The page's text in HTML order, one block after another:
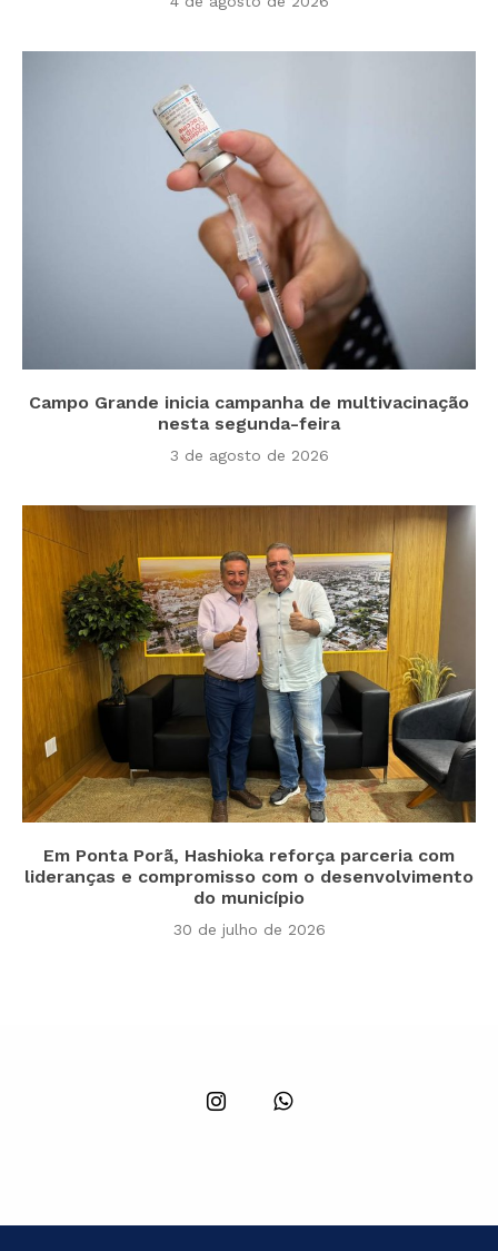
Campo Grande inicia campanha de multivacinação
nesta segunda-feira
3 de agosto de 2026
Em Ponta Porã, Hashioka reforça parceria com
lideranças e compromisso com o desenvolvimento
do município
30 de julho de 2026